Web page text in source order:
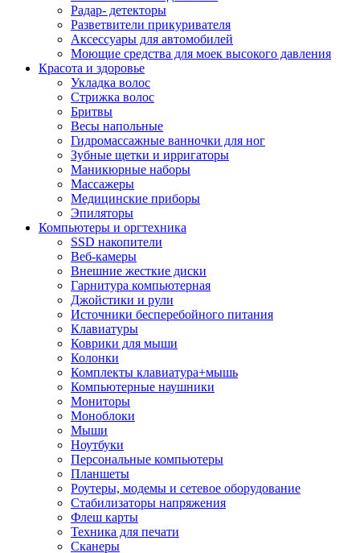
Радар- детекторы
Разветвители прикуривателя
Аксессуары для автомобилей
Моющие средства для моек высокого давления
Красота и здоровье
Укладка волос
Стрижка волос
Бритвы
Весы напольные
Гидромассажные ванночки для ног
Зубные щетки и ирригаторы
Маникюрные наборы
Массажеры
Медицинские приборы
Эпиляторы
Компьютеры и оргтехника
SSD накопители
Веб-камеры
Внешние жесткие диски
Гарнитура компьютерная
Джойстики и рули
Источники бесперебойного питания
Клавиатуры
Коврики для мыши
Колонки
Комплекты клавиатура+мышь
Компьютерные наушники
Мониторы
Моноблоки
Мыши
Ноутбуки
Персональные компьютеры
Планшеты
Роутеры, модемы и сетевое оборудование
Стабилизаторы напряжения
Флеш карты
Техника для печати
Сканеры